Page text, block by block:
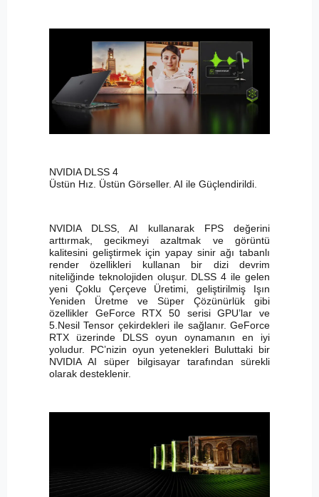
NVIDIA DLSS 4
Üstün Hız. Üstün Görseller. AI ile Güçlendirildi.
NVIDIA DLSS, AI kullanarak FPS değerini
arttırmak, gecikmeyi azaltmak ve görüntü
kalitesini geliştirmek için yapay sinir ağı tabanlı
render özellikleri kullanan bir dizi devrim
niteliğinde teknolojiden oluşur. DLSS 4 ile gelen
yeni Çoklu Çerçeve Üretimi, geliştirilmiş Işın
Yeniden Üretme ve Süper Çözünürlük gibi
özellikler GeForce RTX 50 serisi GPU’lar ve
5.Nesil Tensor çekirdekleri ile sağlanır. GeForce
RTX üzerinde DLSS oyun oynamanın en iyi
yoludur. PC’nizin oyun yetenekleri Buluttaki bir
NVIDIA AI süper bilgisayar tarafından sürekli
olarak desteklenir.